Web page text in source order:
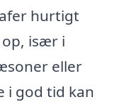
hurtigt
især i
eller
i god tid kan